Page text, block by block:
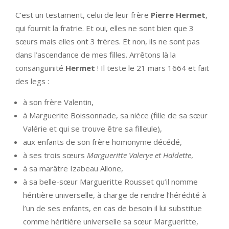
C’est un testament, celui de leur frère Pierre Hermet,
qui fournit la fratrie. Et oui, elles ne sont bien que 3
sœurs mais elles ont 3 frères. Et non, ils ne sont pas
dans l’ascendance de mes filles. Arrêtons là la
consanguinité Hermet ! Il teste le 21 mars 1664 et fait
des legs :
à son frère Valentin,
à Marguerite Boissonnade, sa nièce (fille de sa sœur
Valérie et qui se trouve être sa filleule),
aux enfants de son frère homonyme décédé,
à ses trois sœurs Margueritte Valerye et Haldette,
à sa marâtre Izabeau Allone,
à sa belle-sœur Margueritte Rousset qu’il nomme
héritière universelle, à charge de rendre l’hérédité à
l’un de ses enfants, en cas de besoin il lui substitue
comme héritière universelle sa sœur Margueritte,